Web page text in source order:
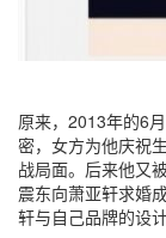
原来，2013年的6
密，女方为他庆祝
战局面。后来他又
震东向萧亚轩求婚
轩与自己品牌的设